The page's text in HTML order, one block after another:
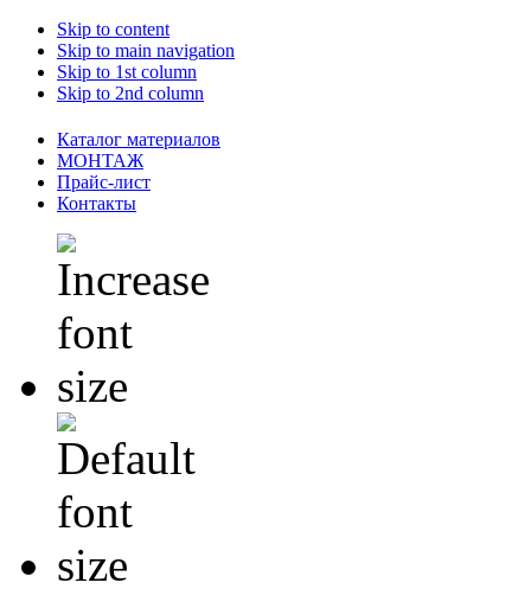
Skip to content
Skip to main navigation
Skip to 1st column
Skip to 2nd column
Каталог материалов
МОНТАЖ
Прайс-лист
Контакты